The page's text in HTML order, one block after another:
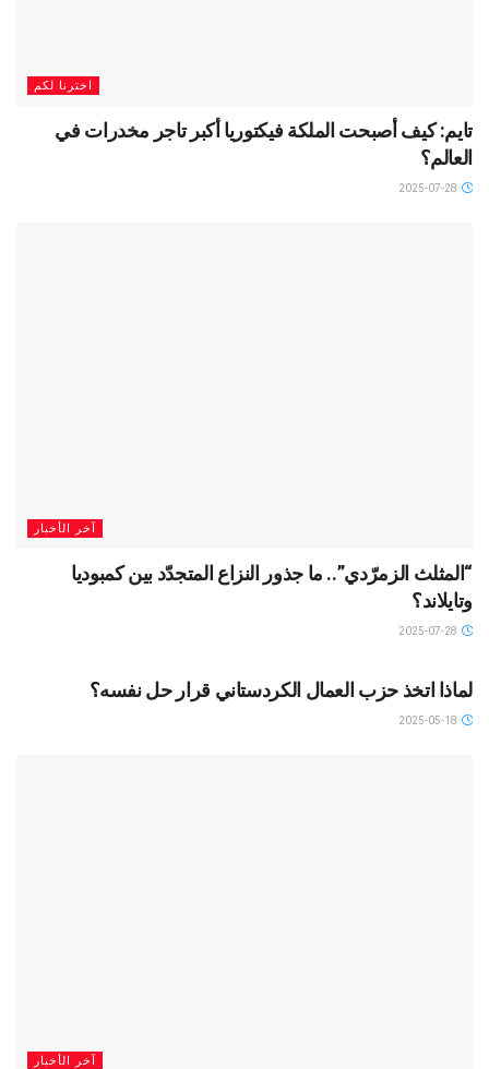
اخترنا لكم
تايم: كيف أصبحت الملكة فيكتوريا أكبر تاجر مخدرات في
العالم؟
آخر الأخبار
“المثلث الزمرّدي”.. ما جذور النزاع المتجدّد بين كمبوديا
وتايلاند؟
لماذا اتخذ حزب العمال الكردستاني قرار حل نفسه؟
آخر الأخبار